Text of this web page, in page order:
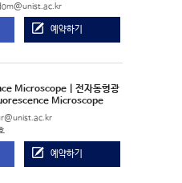
예약하기
Microscope | 전자동형광
Microscope
예약하기